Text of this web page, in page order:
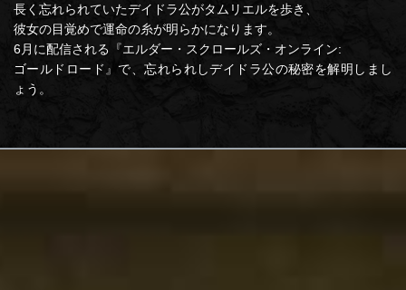
長く忘れられていたデイドラ公がタムリエルを歩き、
彼女の目覚めで運命の糸が明らかになります。
6月に配信される『エルダー・スクロールズ・オンライン:
ゴールドロード』で、忘れられしデイドラ公の秘密を解明しまし
ょう。